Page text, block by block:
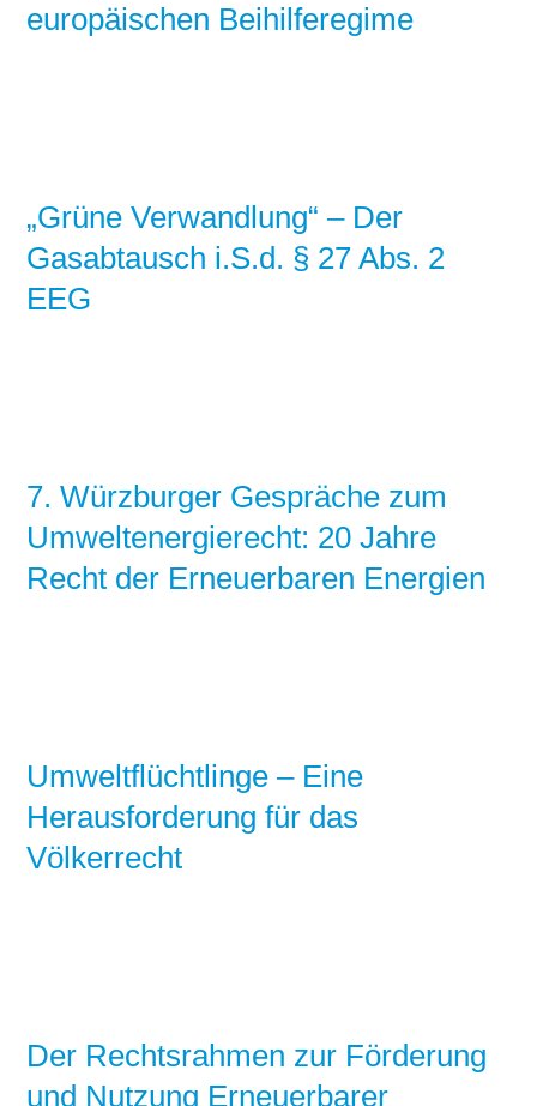
europäischen Beihilferegime
„Grüne Verwandlung“ – Der
Gasabtausch i.S.d. § 27 Abs. 2
EEG
7. Würzburger Gespräche zum
Umweltenergierecht: 20 Jahre
Recht der Erneuerbaren Energien
Umweltflüchtlinge – Eine
Herausforderung für das
Völkerrecht
Der Rechtsrahmen zur Förderung
und Nutzung Erneuerbarer